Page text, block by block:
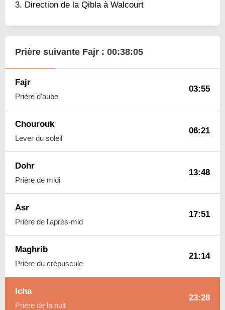
Direction de la Qibla à Walcourt
Prière suivante Fajr : 00:38:04
Fajr
Prière d'aube
03:55
Chourouk
Lever du soleil
06:21
Dohr
Prière de midi
13:48
Asr
Prière de l'après-mid
17:51
Maghrib
Prière du crépuscule
21:14
Icha
Prière de la nuit
23:28